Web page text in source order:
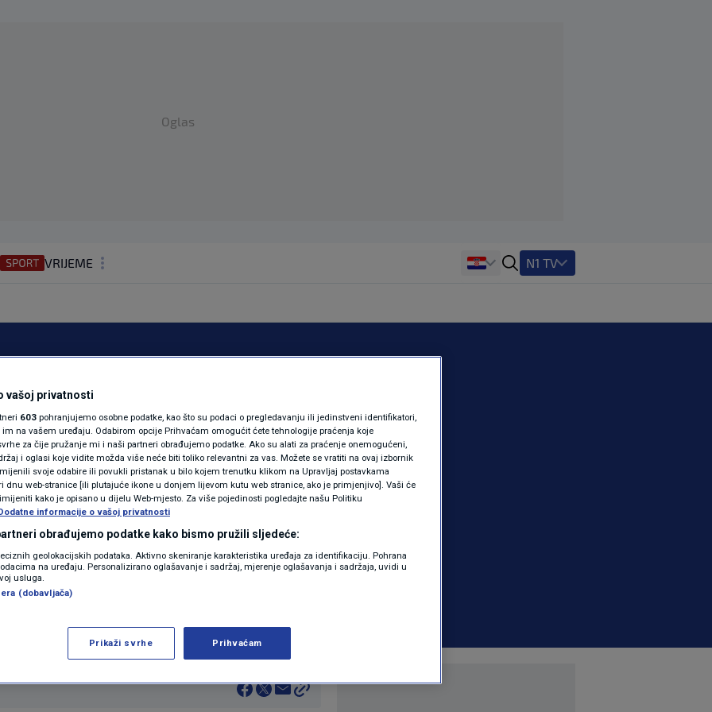
Oglas
VRIJEME
REGIJA
MAGAZIN
KOLUMNE
N1(DIS)INFO
KLIMATSKE PROMJENE
FOTO
VIDEO
N1 TV
koliko je posto
pogodi super-
VIJESTI 0 komentara
Više
profesor na zagrebačkom PMF-u Branko
veće vremenske ekstreme.
vašoj privatnosti
603 pohranjujemo osobne podatke, kao što su podaci o pregledavanju ili jedinstveni identifikatori,
na vašem uređaju. Odabirom opcije Prihvaćam omogućit ćete tehnologije praćenja koje
za čije pružanje mi i naši partneri obrađujemo podatke. Ako su alati za praćenje onemogućeni,
i oglasi koje vidite možda više neće biti toliko relevantni za vas. Možete se vratiti na ovaj izbornik
svoje odabire ili povukli pristanak u bilo kojem trenutku klikom na Upravljaj postavkama
dnu web-stranice [ili plutajuće ikone u donjem lijevom kutu web stranice, ako je primjenjivo]. Vaši će
kako je opisano u dijelu Web-mjesto. Za više pojedinosti pogledajte našu Politiku
informacije o vašoj privatnosti
obrađujemo podatke kako bismo pružili sljedeće:
geolokacijskih podataka. Aktivno skeniranje karakteristika uređaja za identifikaciju. Pohrana
na uređaju. Personalizirano oglašavanje i sadržaj, mjerenje oglašavanja i sadržaja, uvidi u
usluga.
(dobavljača)
Prikaži svrhe Prihvaćam